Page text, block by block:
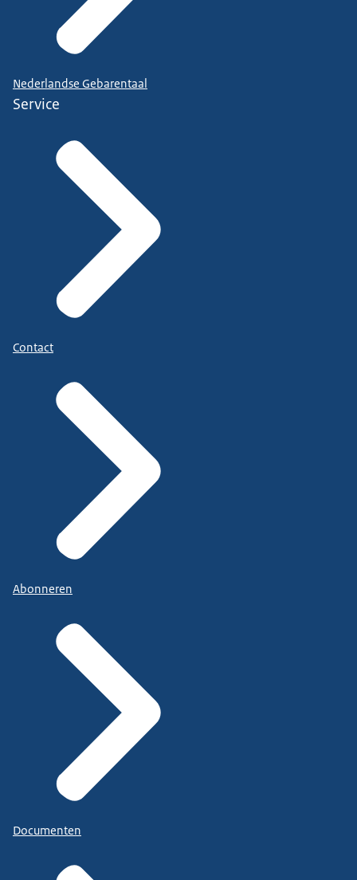
Nederlandse Gebarentaal
Service
Contact
Abonneren
Documenten